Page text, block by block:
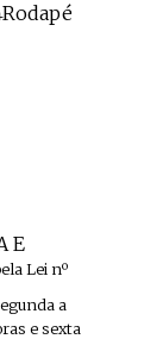
Rodapé
E
Lei nº
a
e sexta